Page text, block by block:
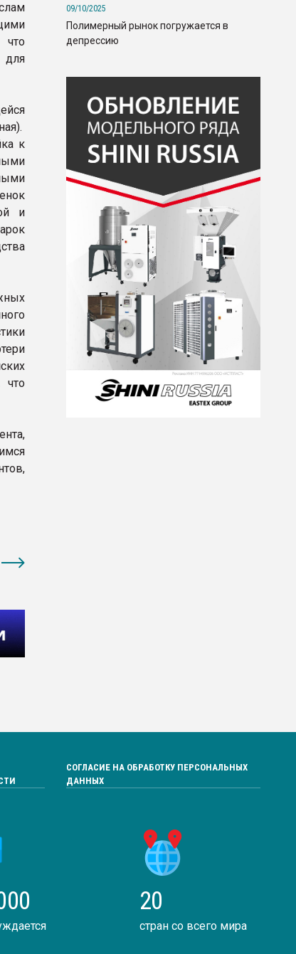
для
к
и
что
09/10/2025
Полимерный рынок погружается в
депрессию
СОГЛАСИЕ НА ОБРАБОТКУ ПЕРСОНАЛЬНЫХ
ДАННЫХ
20
стран со всего мира